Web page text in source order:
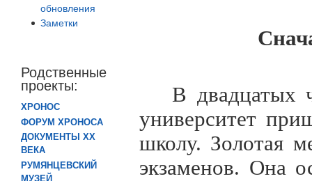
обновления
Заметки
Родственные
проекты:
ХРОНОС
ФОРУМ ХРОНОСА
ДОКУМЕНТЫ XX
ВЕКА
РУМЯНЦЕВСКИЙ
МУЗЕЙ
В двадцатых
университет
школу. Золотая
экзаменов. Она